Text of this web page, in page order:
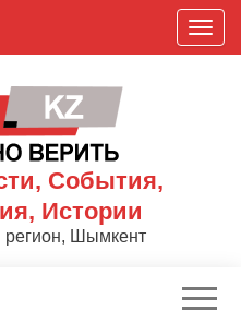
П
о
к
События,
Истории
Шымкент